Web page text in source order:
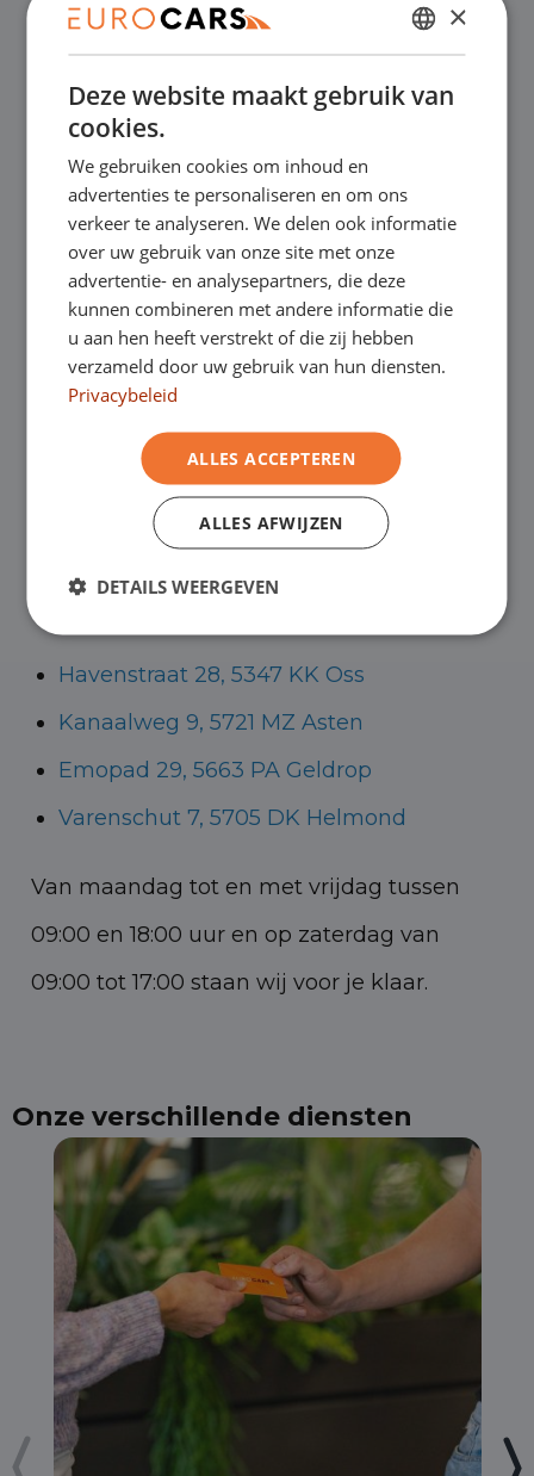
Online kopen, niet goed geld terug
Financial lease – Soepele acceptatie
Gratis thuisbezorgd bij online aankoop
Onze showrooms
Je bent van harte welkom in een van onze
showrooms om de occasions te bekijken –
en natuurlijk voor een lekkere kop koffie!
kunt in Asten terecht voor onze
bedrijfswagens en in Oss, Geldrop en
Helmond voor zowel personenauto’s als
Havenstraat 28, 5347 KK Oss
Kanaalweg 9, 5721 MZ Asten
Emopad 29, 5663 PA Geldrop
Varenschut 7, 5705 DK Helmond
Van maandag tot en met vrijdag tussen
09:00 en 18:00 uur en op zaterdag van
09:00 tot 17:00 staan wij voor je klaar.
Onze verschillende diensten
DUTCH
ENGLISH
×
Deze website maakt gebruik van
cookies.
We gebruiken cookies om inhoud en
advertenties te personaliseren en om ons
verkeer te analyseren. We delen ook informatie
over uw gebruik van onze site met onze
advertentie- en analysepartners, die deze
kunnen combineren met andere informatie die
u aan hen heeft verstrekt of die zij hebben
verzameld door uw gebruik van hun diensten.
Privacybeleid
ALLES ACCEPTEREN
ALLES AFWIJZEN
DETAILS WEERGEVEN